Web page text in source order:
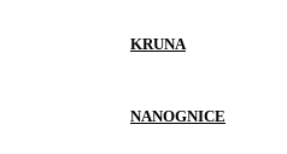
KRUNA
NANOGNICE